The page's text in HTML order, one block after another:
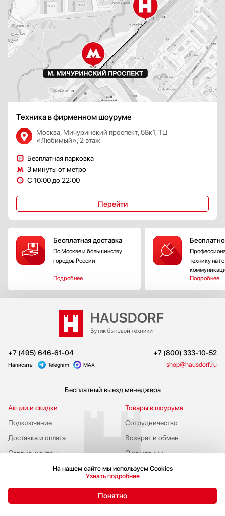
Техника в фирменном шоуруме
Москва, Мичуринский проспект, 58к1, ТЦ
«Любимый», 2 этаж
Бесплатная парковка
3 минуты от метро
С 10:00 до 22:00
Перейти
Бесплатная доставка
По Москве и большинству
городов России
Подробнее
технику на
Подробнее
+7 (495) 646-61-04 +7 (800) 333-10-52
Написать: Telegram MAX shop@hausdorf.ru
Бесплатный выезд менеджера
Акции и скидки
Подключение
Публичная оферта
Сервис-центры
Доставка и оплата
Сотрудничество
Возврат и обмен
Товары в шоуруме
О компании
Адрес бутика
На нашем сайте мы используем Cookies
Узнать подробнее
Понятно